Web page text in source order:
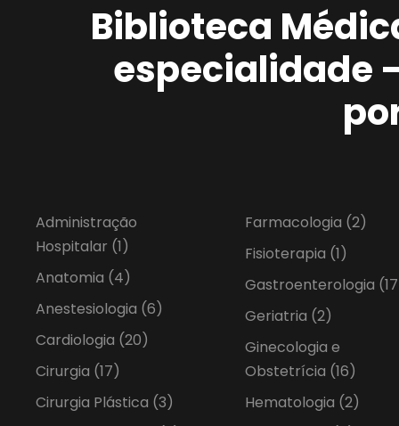
Biblioteca
especialidade
Administração
Hospitalar (1)
Anatomia (4)
Anestesiologia (6)
Cardiologia (20)
Cirurgia (17)
Cirurgia Plástica (3)
Farmacologia (2)
Fisioterapia (1)
Gastroenterologia
Geriatria (2)
Ginecologia e
Obstetrícia (16)
Hematologia (2)